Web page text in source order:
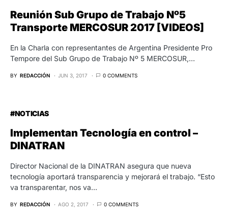
Reunión Sub Grupo de Trabajo Nº5
Transporte MERCOSUR 2017 [VIDEOS]
En la Charla con representantes de Argentina Presidente Pro
Tempore del Sub Grupo de Trabajo Nº 5 MERCOSUR,…
BY REDACCIÓN JUN 3, 2017 0 COMMENTS
#NOTICIAS
Implementan Tecnología en control –
DINATRAN
Director Nacional de la DINATRAN asegura que nueva
tecnología aportará transparencia y mejorará el trabajo. “Esto
va transparentar, nos va…
BY REDACCIÓN AGO 2, 2017 0 COMMENTS